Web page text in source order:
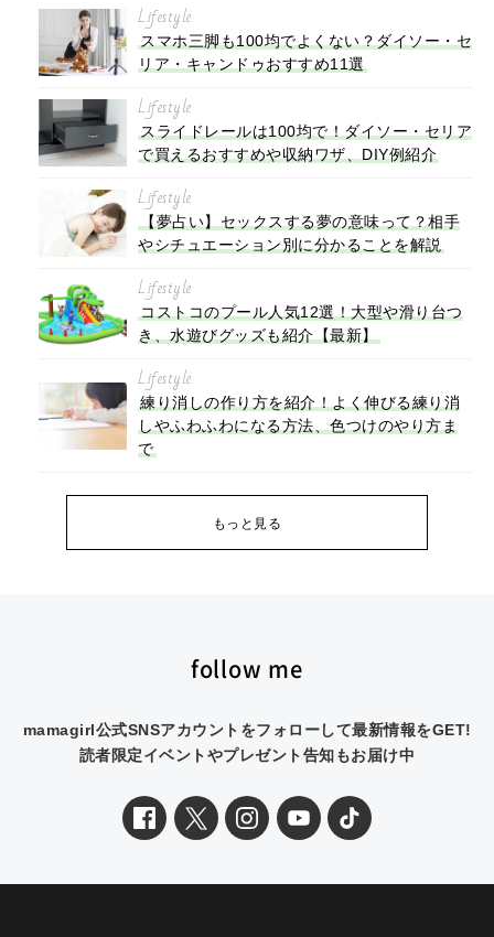
Lifestyle
スマホ三脚も100均でよくない？ダイソー・セ
リア・キャンドゥおすすめ11選
Lifestyle
スライドレールは100均で！ダイソー・セリア
で買えるおすすめや収納ワザ、DIY例紹介
Lifestyle
【夢占い】セックスする夢の意味って？相手
やシチュエーション別に分かることを解説
Lifestyle
コストコのプール人気12選！大型や滑り台つ
き、水遊びグッズも紹介【最新】
Lifestyle
練り消しの作り方を紹介！よく伸びる練り消
しやふわふわになる方法、色つけのやり方ま
で
もっと見る
follow me
mamagirl公式SNSアカウントをフォローして最新情報をGET!
読者限定イベントやプレゼント告知もお届け中